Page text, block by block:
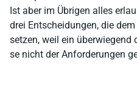
Ist aber im Übrigen alles
drei Entscheidungen, die
setzen, weil ein überwiegend
se nicht der Anforderungen